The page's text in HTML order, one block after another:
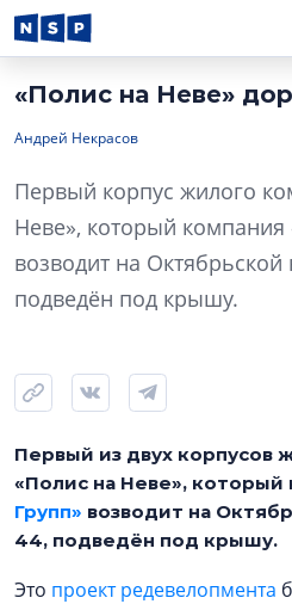
«Полис на Неве»
Андрей Некрасов
Первый корпус жилого
Неве», который компания
возводит на
подведён под крышу.
Первый из двух корпусов
«Полис на Неве», который
Групп» возводит на
44, подведён под крышу.
Это проект редевелопмента